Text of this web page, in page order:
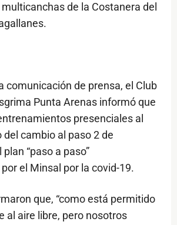
de la Costanera del
comunicación de prensa, el Club
Punta Arenas informó que
presenciales al
del cambio al paso 2 de
“paso a paso”
el Minsal por la covid-19.
que, “como está permitido
al aire libre, pero nosotros